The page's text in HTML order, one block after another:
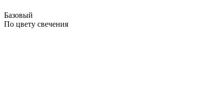
Базовый
По цвету свечения